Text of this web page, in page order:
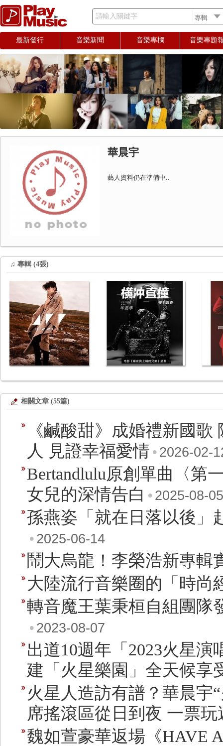
請輸入關鍵字
最新發行 音樂新聞 音樂專欄 音樂專題
華晨宇
藝人資料仍在準備中..
♫ 專輯 (4張)
相關文章 (55篇)
《鹹酸甜》成婚禮新國
人 見證幸福愛情 • 2026-02-
Bertandlulu原創單曲〈
女兒的深情告白 • 2025-08-05
孫燕姿「就在日落以後」
• 2025-06-14
鬧大烏龍！李榮浩新專輯
大陸流行音樂圈的「時尚
轉音魔王葉秉桓自組團隊
• 2023-08-07
出道10週年「2023火星
建「火星樂園」全天候享
火星人造訪有譜？華晨宇
席搖滾區從日到夜 一票玩
魏如萱豪華返場《HAVE